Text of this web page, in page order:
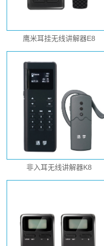
鹰米耳挂无线讲解器E8
非入耳无线讲解器K8